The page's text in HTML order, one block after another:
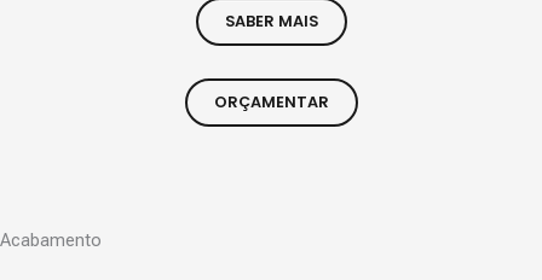
SABER MAIS
ORÇAMENTAR
Acabamento